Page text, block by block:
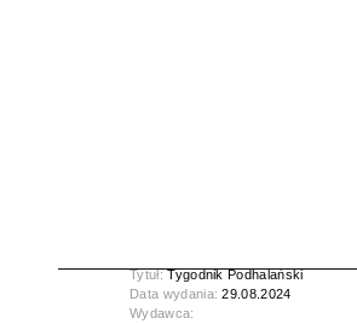
Tytuł:Tygodnik Podhalański
Data wydania:29.08.2024
Wydawca: